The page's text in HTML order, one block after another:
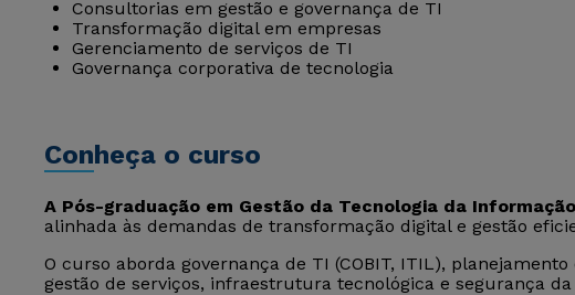
Consultorias em gestão e governança de TI
Transformação digital em empresas
Gerenciamento de serviços de TI
Governança corporativa de tecnologia
Conheça o curso
A Pós-graduação em Gestão da Tecnologia da Informação
alinhada às demandas de transformação digital e gestão
O curso aborda governança de TI (COBIT, ITIL),
gestão de serviços, infraestrutura tecnológica e segurança